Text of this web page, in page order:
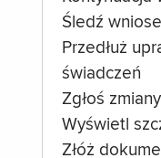
Śledź
Przedłuż
świadczeń
Zgłoś zmiany
Wyświetl
Złóż